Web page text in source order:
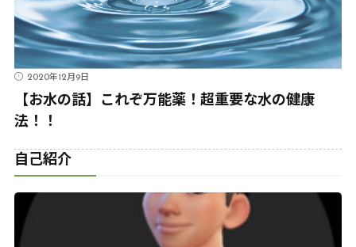
2020年12月9日
【お水の話】これぞ万能薬！超重要な水の健康
法！！
自己紹介